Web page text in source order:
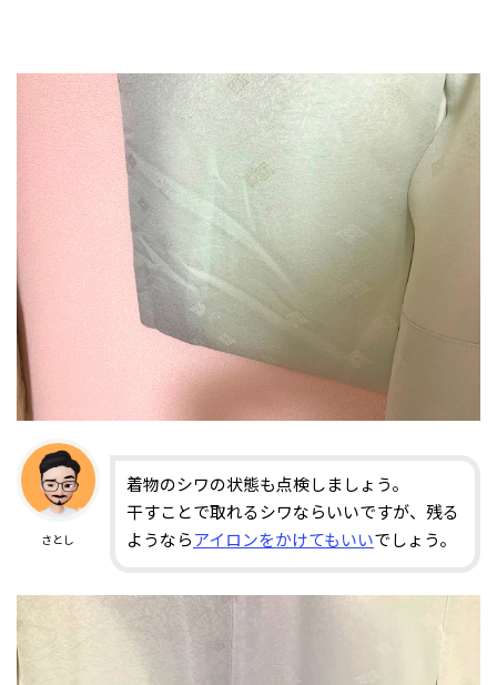
さとし
着物のシワの状態も点検しましょう。
干すことで取れるシワならいいですが、残る
ようなら アイロンをかけてもいいでしょう。